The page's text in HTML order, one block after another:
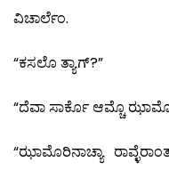
ವಿಚಾರ್ಲೆಂ.
“ಕಸಲೊ ತ್ಯಾಗ್?”
“ದೆವಾ ಸಾರ್ಕೊ ಆಮ್ಚೊ
“ಝಾಮೊರಿನಾಚ್ಯಾ